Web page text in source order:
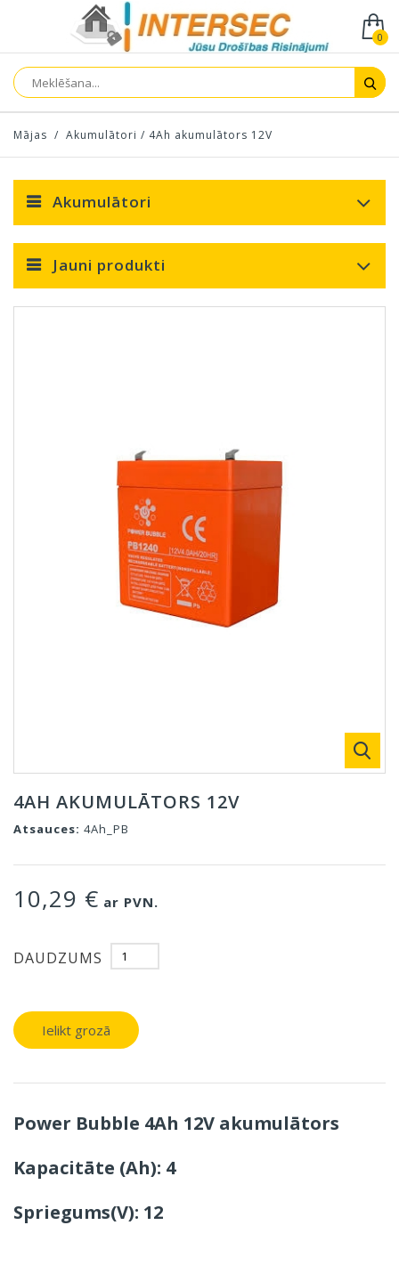
0
Mājas / Akumulātori / 4Ah akumulātors 12V
Akumulātori
Jauni produkti
4AH AKUMULĀTORS 12V
Atsauces: 4Ah_PB
10,29 € ar PVN.
DAUDZUMS
Ielikt grozā
Power Bubble 4Ah 12V akumulātors
Kapacitāte (Ah): 4
Spriegums(V): 12